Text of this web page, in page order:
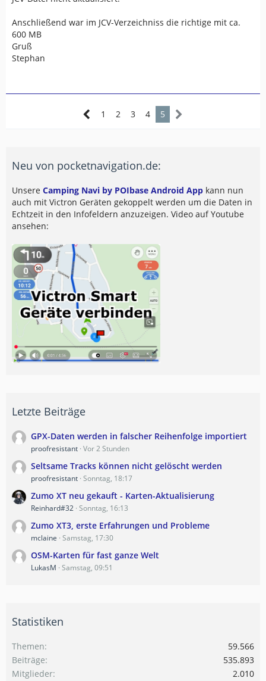
Anschließend war im JCV-Verzeichniss die richtige mit ca.
600 MB
Gruß
Stephan
1 2 3 4 5
Neu von pocketnavigation.de:
Unsere Camping Navi by POIbase Android App kann nun
auch mit Victron Geräten gekoppelt werden um die Daten in
Echtzeit in den Infofeldern anzuzeigen. Video auf Youtube
ansehen:
Letzte Beiträge
GPX-Daten werden in falscher Reihenfolge importiert
proofresistant Vor 2 Stunden
Seltsame Tracks können nicht gelöscht werden
proofresistant Sonntag, 18:17
Zumo XT neu gekauft - Karten-Aktualisierung
Reinhard#32 Sonntag, 16:13
Zumo XT3, erste Erfahrungen und Probleme
mclaine Samstag, 17:30
OSM-Karten für fast ganze Welt
LukasM Samstag, 09:51
Statistiken
Themen
59.566
Beiträge
535.893
Mitglieder
2.010